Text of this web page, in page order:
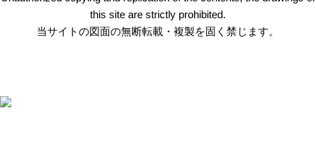
this site are strictly prohibited.
当サイトの図面の無断転載・複製を固く禁じます。